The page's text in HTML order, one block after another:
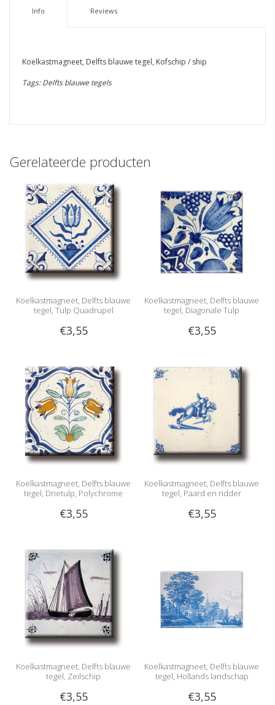
Info Reviews
Koelkastmagneet, Delfts blauwe tegel, Kofschip / ship
Tags: Delfts blauwe tegels
Gerelateerde producten
Koelkastmagneet, Delfts blauwe
tegel, Tulp Quadrupel
€3,55
Koelkastmagneet, Delfts blauwe
tegel, Diagonale Tulp
€3,55
Koelkastmagneet, Delfts blauwe
tegel, Drietulp, Polychrome
€3,55
Koelkastmagneet, Delfts blauwe
tegel, Paard en ridder
€3,55
Koelkastmagneet, Delfts blauwe
tegel, Zeilschip
€3,55
Koelkastmagneet, Delfts blauwe
tegel, Hollands landschap
€3,55